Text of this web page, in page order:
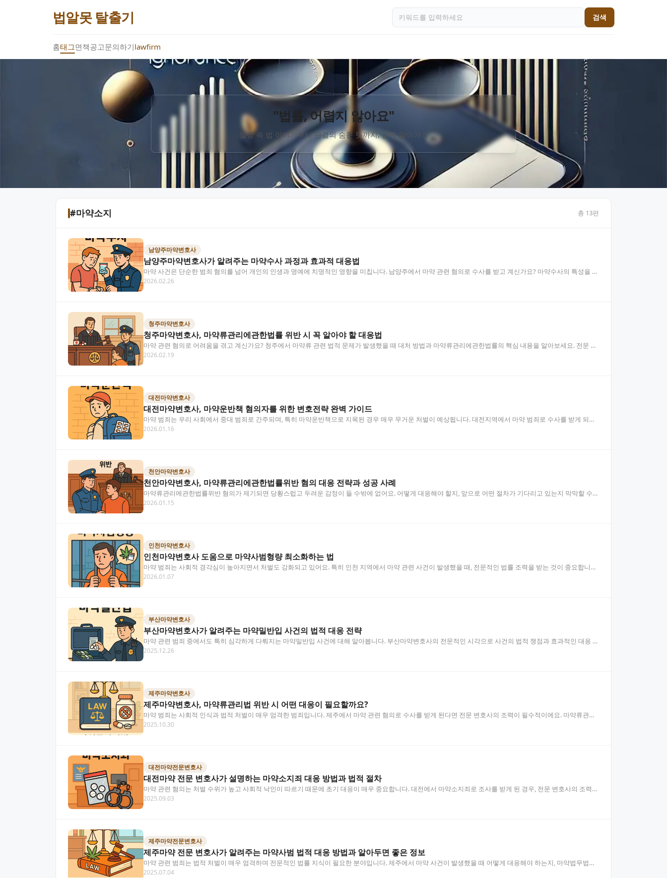
법알못 탈출기 검색
홈태그면책공고문의하기lawfirm
"법률, 어렵지 않아요"
일상 속 법 이야기부터 판결의 숨은 뜻까지, 함께 알아가기
#마약소지 총 13편
남양주마약변호사
남양주마약변호사가 알려주는 마약수사 과정과 효과적 대응법
마약 사건은 단순한 범죄 혐의를 넘어 개인의 인생과 명예에 치명적인 영향을 미칩니다. 남양주에서 마약 관련 혐의로 수사를 받고 계신가요? 마약수사의 특성을 이
해하고 초기부터 적절하…
2026.02.26
청주마약변호사
청주마약변호사, 마약류관리에관한법률 위반 시 꼭 알아야 할 대응법
마약 관련 혐의로 어려움을 겪고 계신가요? 청주에서 마약류 관련 법적 문제가 발생했을 때 대처 방법과 마약류관리에관한법률의 핵심 내용을 알아보세요. 전문 변
호사의 조력으로 최선의…
2026.02.19
대전마약변호사
대전마약변호사, 마약운반책 혐의자를 위한 변호전략 완벽 가이드
마약 범죄는 우리 사회에서 중대 범죄로 간주되며, 특히 마약운반책으로 지목된 경우 매우 무거운 처벌이 예상됩니다. 대전지역에서 마약 범죄로 수사를 받게 되면
전문적인 법률 조력이…
2026.01.16
천안마약변호사
천안마약변호사, 마약류관리에관한법률위반 혐의 대응 전략과 성공 사례
마약류관리에관한법률위반 혐의가 제기되면 당황스럽고 두려운 감정이 들 수밖에 없어요. 어떻게 대응해야 할지, 앞으로 어떤 절차가 기다리고 있는지 막막할 수
있죠. 하지만 법적 조력자…
2026.01.15
인천마약변호사
인천마약변호사 도움으로 마약사범형량 최소화하는 법
마약 범죄는 사회적 경각심이 높아지면서 처벌도 강화되고 있어요. 특히 인천 지역에서 마약 관련 사건이 발생했을 때, 전문적인 법률 조력을 받는 것이 중요합니다.
인천마약 전문 변호…
2026.01.07
부산마약변호사
부산마약변호사가 알려주는 마약밀반입 사건의 법적 대응 전략
마약 관련 범죄 중에서도 특히 심각하게 다뤄지는 마약밀반입 사건에 대해 알아봅니다. 부산마약변호사의 전문적인 시각으로 사건의 법적 쟁점과 효과적인 대응 방
법을 상세히 설명해 드릴게…
2025.12.26
제주마약변호사
제주마약변호사, 마약류관리법 위반 시 어떤 대응이 필요할까요?
마약 범죄는 사회적 인식과 법적 처벌이 매우 엄격한 범죄입니다. 제주에서 마약 관련 혐의로 수사를 받게 된다면 전문 변호사의 조력이 필수적이에요. 마약류관리
법 위반 사건의 특성과…
2025.10.30
대전마약전문변호사
대전마약 전문 변호사가 설명하는 마약소지죄 대응 방법과 법적 절차
마약 관련 혐의는 처벌 수위가 높고 사회적 낙인이 따르기 때문에 초기 대응이 매우 중요합니다. 대전에서 마약소지죄로 조사를 받게 된 경우, 전문 변호사의 조력을
통해 적절한 방어…
2025.09.03
제주마약전문변호사
제주마약 전문 변호사가 알려주는 마약사범 법적 대응 방법과 알아두면 좋은 정보
마약 관련 범죄는 법적 처벌이 매우 엄격하며 전문적인 법률 지식이 필요한 분야입니다. 제주에서 마약 사건이 발생했을 때 어떻게 대응해야 하는지, 마약법무법인
의 도움을 받을 수 있는…
2025.07.04